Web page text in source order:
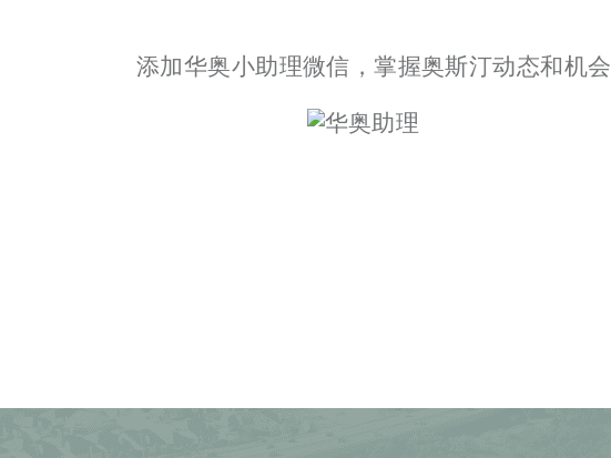
添加华奥小助理微信，掌握奥斯汀动态和机会